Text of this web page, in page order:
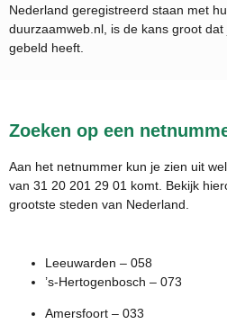
Nederland geregistreerd staan met
duurzaamweb.nl, is de kans groot
gebeld heeft.
Zoeken op een
Aan het netnummer kun je zien uit
van 31 20 201 29 01 komt. Bekijk
grootste steden van Nederland.
Leeuwarden – 058
’s-Hertogenbosch – 073
Amersfoort – 033